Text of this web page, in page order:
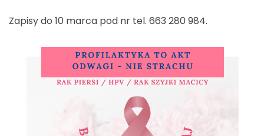
Zapisy do 10 marca pod nr tel. 663 280 984.